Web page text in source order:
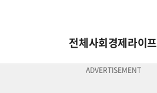
전체사회경제라이프